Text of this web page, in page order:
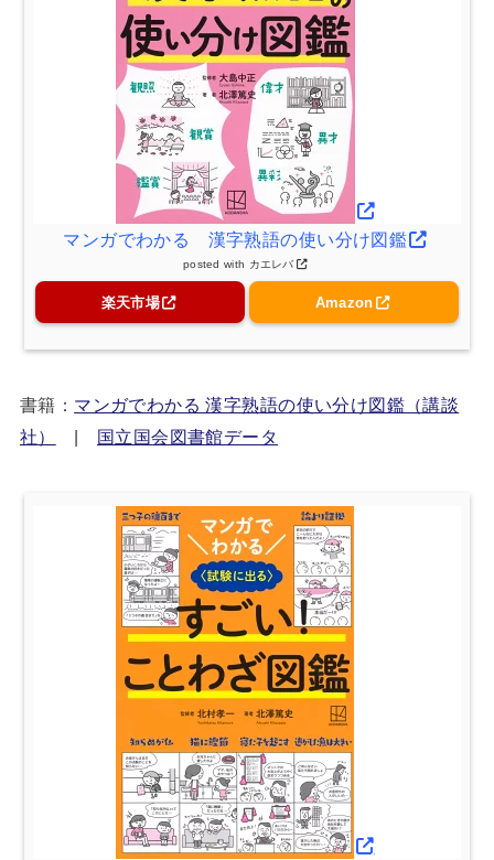
マンガでわかる 漢字熟語の使い分け図鑑
posted with カエレバ
楽天市場 Amazon
書籍： マンガでわかる 漢字熟語の使い分け図鑑（講談
社）
| 国立国会図書館データ